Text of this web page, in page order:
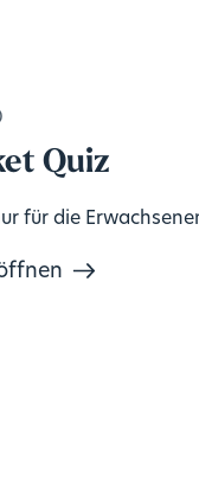
Quiz
für die